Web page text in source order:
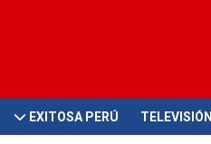
EXITOSA PERÚ TELEVISIÓN